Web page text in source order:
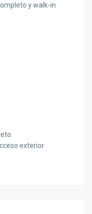
y walk-in
exterior